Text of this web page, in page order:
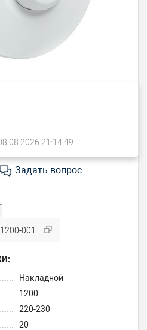
21:14:49
Задать вопрос
001
Накладной
1200
220-230
20